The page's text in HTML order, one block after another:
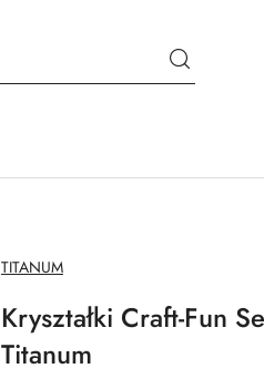
NAZWA
PRODUCENTA:
TITANUM
Kryształki Craft-Fun
Titanum